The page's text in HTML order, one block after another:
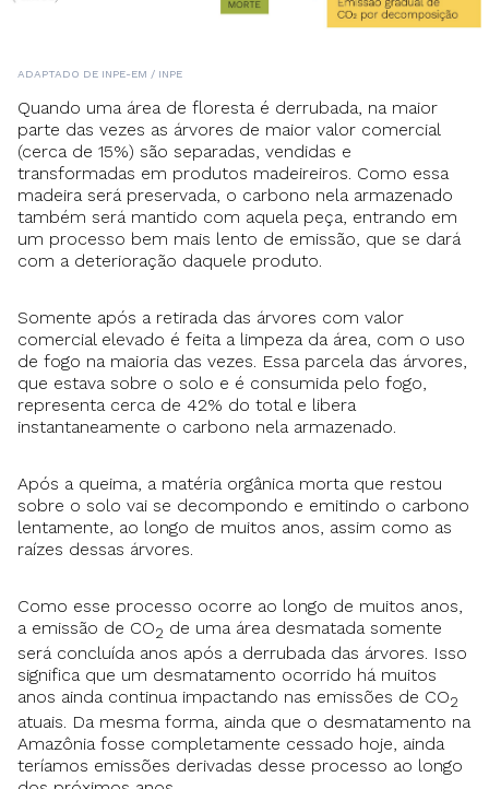
ADAPTADO DE INPE-EM / INPE
Quando uma área de floresta é derrubada, na maior
parte das vezes as árvores de maior valor comercial
(cerca de 15%) são separadas, vendidas e
transformadas em produtos madeireiros. Como essa
madeira será preservada, o carbono nela armazenado
também será mantido com aquela peça, entrando em
um processo bem mais lento de emissão, que se dará
com a deterioração daquele produto.
Somente após a retirada das árvores com valor
comercial elevado é feita a limpeza da área, com o uso
de fogo na maioria das vezes. Essa parcela das árvores,
que estava sobre o solo e é consumida pelo fogo,
representa cerca de 42% do total e libera
instantaneamente o carbono nela armazenado.
Após a queima, a matéria orgânica morta que restou
sobre o solo vai se decompondo e emitindo o carbono
lentamente, ao longo de muitos anos, assim como as
raízes dessas árvores.
Como esse processo ocorre ao longo de muitos anos,
a emissão de CO2 de uma área desmatada somente
será concluída anos após a derrubada das árvores. Isso
significa que um desmatamento ocorrido há muitos
anos ainda continua impactando nas emissões de CO2
atuais. Da mesma forma, ainda que o desmatamento na
Amazônia fosse completamente cessado hoje, ainda
teríamos emissões derivadas desse processo ao longo